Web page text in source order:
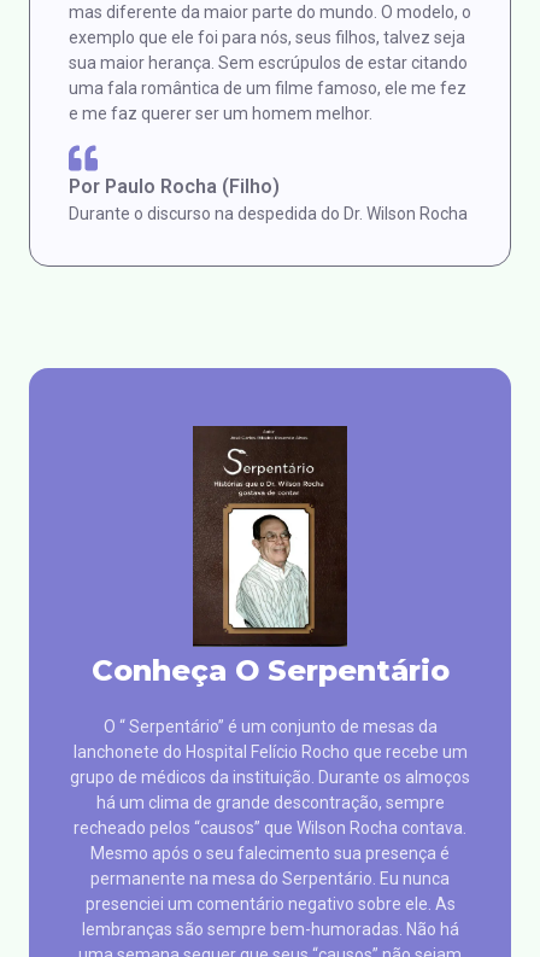
mas diferente da maior parte do mundo. O modelo, o
exemplo que ele foi para nós, seus filhos, talvez seja
sua maior herança. Sem escrúpulos de estar citando
uma fala romântica de um filme famoso, ele me fez
e me faz querer ser um homem melhor.
Por Paulo Rocha (Filho)
Durante o discurso na despedida do Dr. Wilson Rocha
Conheça O Serpentário
O “ Serpentário” é um conjunto de mesas da
lanchonete do Hospital Felício Rocho que recebe um
grupo de médicos da instituição. Durante os almoços
há um clima de grande descontração, sempre
recheado pelos “causos” que Wilson Rocha contava.
Mesmo após o seu falecimento sua presença é
permanente na mesa do Serpentário. Eu nunca
presenciei um comentário negativo sobre ele. As
lembranças são sempre bem-humoradas. Não há